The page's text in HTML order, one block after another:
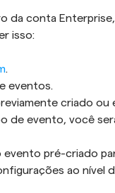
da conta
isso:
.
eventos.
criado ou
de evento, você
pré-criado
ao nível